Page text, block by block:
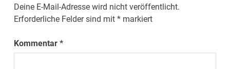
Deine E-Mail-Adresse wird nicht veröffentlicht.
Erforderliche Felder sind mit* markiert
Kommentar*